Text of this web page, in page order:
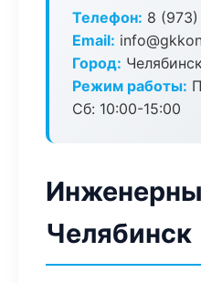
Телефон: 8
Email:
Город: Челябинск
Режим работы:
Сб: 10:00-15:00
Челябинск